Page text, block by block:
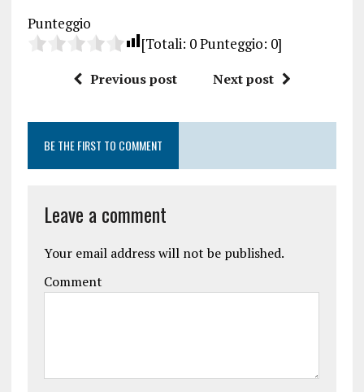
Punteggio
[Totali: 0Punteggio: 0]
Previous post Next post
BE THE FIRST TO COMMENT
Leave a comment
Your email address will not be published.
Comment